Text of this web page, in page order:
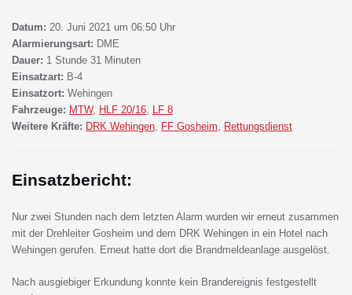
Datum: 20. Juni 2021 um 06:50 Uhr
Alarmierungsart: DME
Dauer: 1 Stunde 31 Minuten
Einsatzart: B-4
Einsatzort: Wehingen
Fahrzeuge: MTW, HLF 20/16, LF 8
Weitere Kräfte: DRK Wehingen, FF Gosheim, Rettungsdienst
Einsatzbericht:
Nur zwei Stunden nach dem letzten Alarm wurden wir erneut zusammen
mit der Drehleiter Gosheim und dem DRK Wehingen in ein Hotel nach
Wehingen gerufen. Erneut hatte dort die Brandmeldeanlage ausgelöst.
Nach ausgiebiger Erkundung konnte kein Brandereignis festgestellt